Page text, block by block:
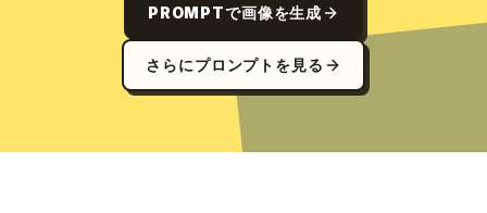
PROMPTで画像を生成
さらにプロンプトを見る